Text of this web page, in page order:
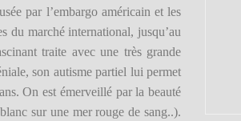
par l’embargo américain et les
du marché international, jusqu’au
traite avec une très grande
son autisme partiel lui permet
On est émerveillé par la beauté
sur une mer rouge de sang..).